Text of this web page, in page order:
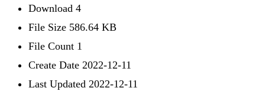
Download 4
File Size 586.64 KB
File Count 1
Create Date 2022-12-11
Last Updated 2022-12-11